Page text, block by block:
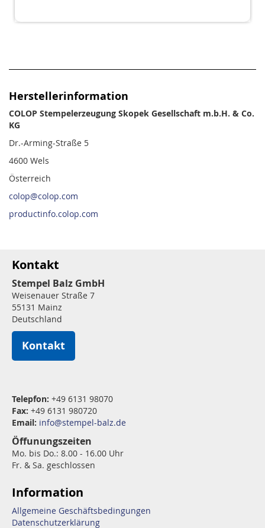
Herstellerinformation
COLOP Stempelerzeugung Skopek Gesellschaft m.b.H. & Co.
KG
Dr.-Arming-Straße 5
4600 Wels
Österreich
colop@colop.com
productinfo.colop.com
Kontakt
Stempel Balz GmbH
Weisenauer Straße 7
55131 Mainz
Deutschland
Kontakt
Telepfon: +49 6131 98070
Fax: +49 6131 980720
Email: info@stempel-balz.de
Öffunungszeiten
Mo. bis Do.: 8.00 - 16.00 Uhr
Fr. & Sa. geschlossen
Information
Allgemeine Geschäftsbedingungen
Datenschutzerklärung